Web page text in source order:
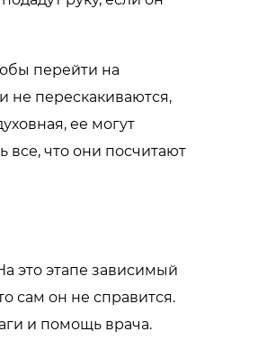
перейти на
не перескакиваются,
ее могут
что они посчитают
это этапе зависимый
сам он не справится.
и помощь врача.